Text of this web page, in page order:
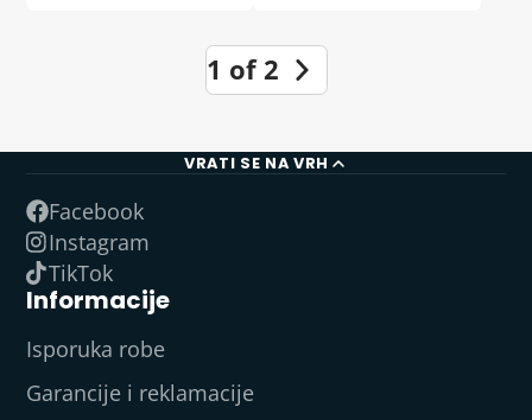
1 of 2
VRATI SE NA VRH
Facebook
Instagram
TikTok
Informacije
Isporuka robe
Garancije i reklamacije